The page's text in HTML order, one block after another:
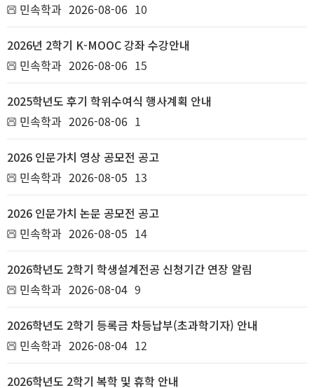
민속학과 2026-08-06 10
2026년 2학기 K-MOOC 강좌 수강안내
민속학과 2026-08-06 15
2025학년도 후기 학위수여식 행사계획 안내
민속학과 2026-08-06 1
2026 인문가치 영상 공모전 공고
민속학과 2026-08-05 13
2026 인문가치 논문 공모전 공고
민속학과 2026-08-05 14
2026학년도 2학기 학생설계전공 신청기간 연장 알림
민속학과 2026-08-04 9
2026학년도 2학기 등록금 차등납부(초과학기자) 안내
민속학과 2026-08-04 12
2026학년도 2학기 복학 및 휴학 안내